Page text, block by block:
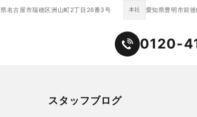
名古屋市瑞穂区洲山町2丁目26番3号 本社 愛知県豊明市前
0120-
スタッフブログ